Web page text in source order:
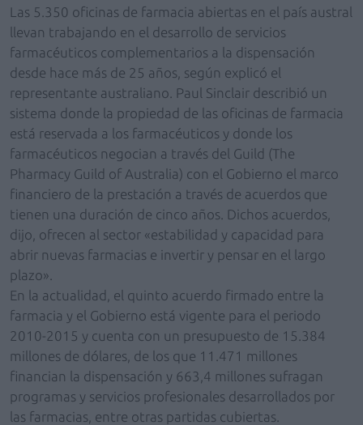
Las 5.350 oficinas de farmacia abiertas en el país austral
llevan trabajando en el desarrollo de servicios
farmacéuticos complementarios a la dispensación
desde hace más de 25 años, según explicó el
representante australiano. Paul Sinclair describió un
sistema donde la propiedad de las oficinas de farmacia
está reservada a los farmacéuticos y donde los
farmacéuticos negocian a través del Guild (The
Pharmacy Guild of Australia) con el Gobierno el marco
financiero de la prestación a través de acuerdos que
tienen una duración de cinco años. Dichos acuerdos,
dijo, ofrecen al sector «estabilidad y capacidad para
abrir nuevas farmacias e invertir y pensar en el largo
plazo».
En la actualidad, el quinto acuerdo firmado entre la
farmacia y el Gobierno está vigente para el periodo
2010-2015 y cuenta con un presupuesto de 15.384
millones de dólares, de los que 11.471 millones
financian la dispensación y 663,4 millones sufragan
programas y servicios profesionales desarrollados por
las farmacias, entre otras partidas cubiertas.